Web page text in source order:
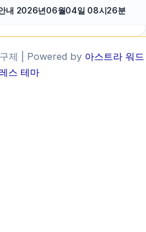
내 2026년06월04일 08시26분
제 | Powered by 아스트라 워드
스 테마